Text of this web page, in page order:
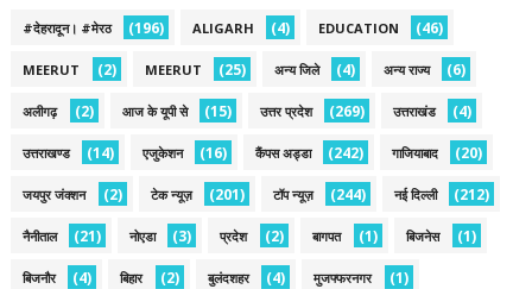
#देहरादून। #मेरठ (196) ALIGARH (4) EDUCATION (46)
MEERUT (2) MEERUT (25) अन्य जिले (4) अन्य राज्य (6)
अलीगढ़ (2) आज के यूपी से (15) उत्तर प्रदेश (269) उत्तराखंड (4)
उत्तराखण्ड (14) एजुकेशन (16) कैंपस अड्डा (242) गाजियाबाद (20)
जयपुर जंक्शन (2) टेक न्यूज़ (201) टॉप न्यूज़ (244) नई द‍िल्ली (212)
नैनीताल (21) नोएडा (3) प्रदेश (2) बागपत (1) बिजनेस (1)
बिजनौर (4) बिहार (2) बुलंदशहर (4) मुजफ्फरनगर (1)